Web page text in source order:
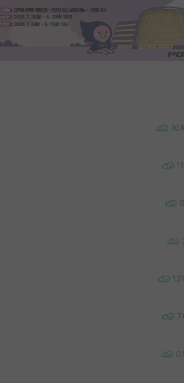
16
11
8
13
7
0